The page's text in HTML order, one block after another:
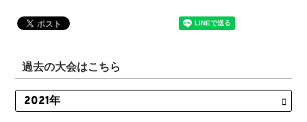
過去の大会はこちら